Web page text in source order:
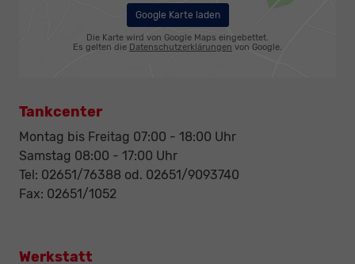
Google Karte laden
Die Karte wird von Google Maps eingebettet.
Es gelten die Datenschutzerklärungen von Google.
Tankcenter
Montag bis Freitag 07:00 - 18:00 Uhr
Samstag 08:00 - 17:00 Uhr
Tel: 02651/76388 od. 02651/9093740
Fax: 02651/1052
Werkstatt